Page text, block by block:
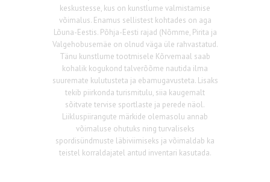
keskustesse, kus on kunstlume valmistamise
võimalus. Enamus sellistest kohtades on aga
Lõuna-Eestis. Põhja-Eesti rajad (Nõmme, Pirita ja
Valgehobusemäe on olnud väga üle rahvastatud.
Tänu kunstlume tootmisele Kõrvemaal saab
kohalik kogukond talverõõme nautida ilma
suuremate kulutusteta ja ebamugavusteta. Lisaks
tekib piirkonda turismitulu, siia kaugemalt
sõitvate tervise sportlaste ja perede näol.
Liikluspiirangute märkide olemasolu annab
võimaluse ohutuks ning turvaliseks
spordisündmuste läbiviimiseks ja võimaldab ka
teistel korraldajatel antud inventari kasutada.